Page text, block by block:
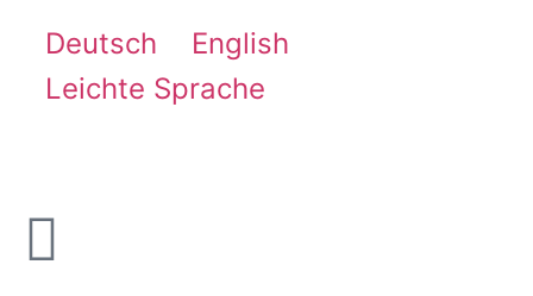
Deutsch
English
Leichte Sprache